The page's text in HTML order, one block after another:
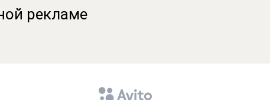
рекламе